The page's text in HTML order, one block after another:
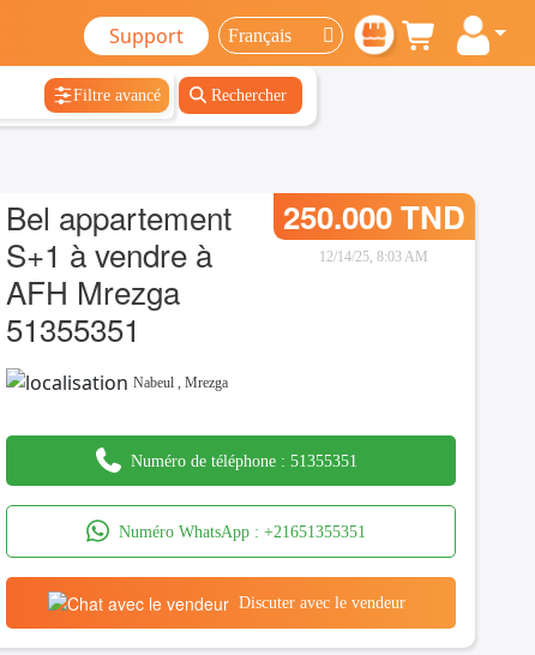
Support
Filtre avancé Rechercher
Bel appartement
S+1 à vendre à
AFH Mrezga
51355351
250.000 TND
12/14/25, 8:03 AM
Nabeul ,Mrezga
Numéro de téléphone : 51355351
Numéro WhatsApp : +21651355351
Discuter avec le vendeur